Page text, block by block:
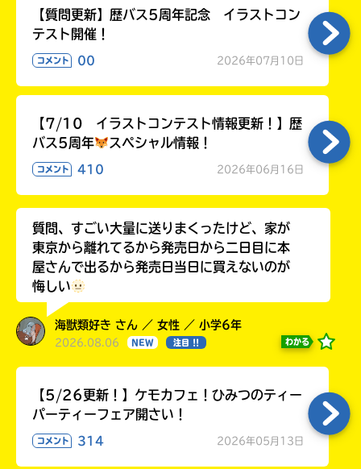
【質問更新】歴バス5周年記念 イラストコン
テスト開催！
コメント 00 2026年07月10日
【7/10 イラストコンテスト情報更新！】歴
バス5周年
スペシャル情報！
コメント 410 2026年06月16日
質問、すごい大量に送りまくったけど、家が
東京から離れてるから発売日から二日目に本
屋さんで出るから発売日当日に買えないのが
悔しい
海獣類好き さん ／ 女性 ／ 小学6年
2026.08.06 NEW 注目 !! わかる
【5/26更新！】ケモカフェ！ひみつのティー
パーティーフェア開さい！
コメント 314 2026年05月13日